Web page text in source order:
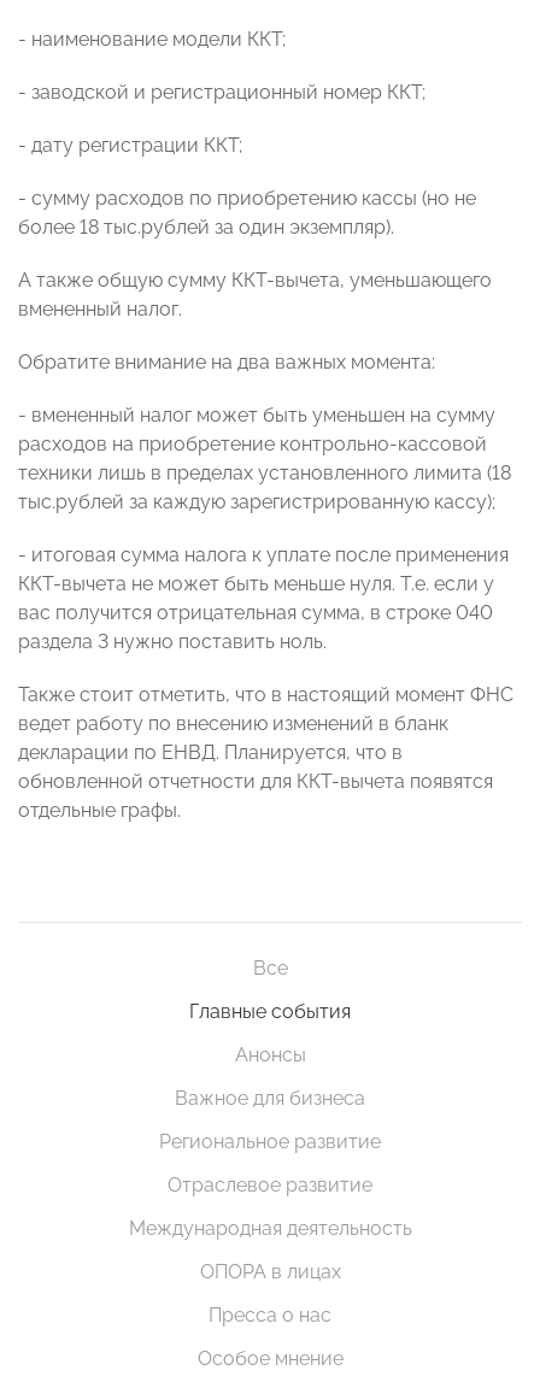
- наименование модели ККТ;
- заводской и регистрационный номер ККТ;
- дату регистрации ККТ;
- сумму расходов по приобретению кассы (но не
более 18 тыс.рублей за один экземпляр).
А также общую сумму ККТ-вычета, уменьшающего
вмененный налог.
Обратите внимание на два важных момента:
- вмененный налог может быть уменьшен на сумму
расходов на приобретение контрольно-кассовой
техники лишь в пределах установленного лимита (18
тыс.рублей за каждую зарегистрированную кассу);
- итоговая сумма налога к уплате после применения
ККТ-вычета не может быть меньше нуля. Т.е. если у
вас получится отрицательная сумма, в строке 040
раздела 3 нужно поставить ноль.
Также стоит отметить, что в настоящий момент ФНС
ведет работу по внесению изменений в бланк
декларации по ЕНВД. Планируется, что в
обновленной отчетности для ККТ-вычета появятся
отдельные графы.
Все
Главные события
Анонсы
Важное для бизнеса
Региональное развитие
Отраслевое развитие
Международная деятельность
ОПОРА в лицах
Пресса о нас
Особое мнение